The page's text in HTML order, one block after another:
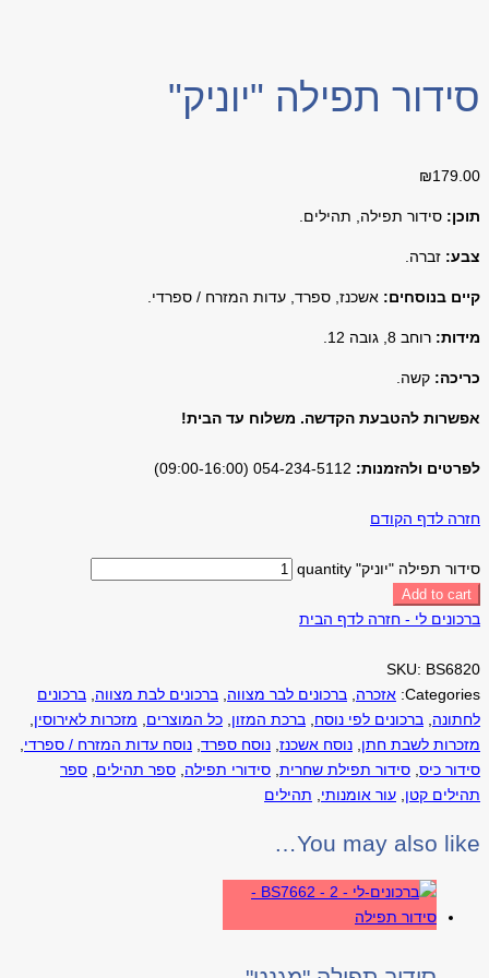
סידור תפילה "יוניק"
₪179.00
תוכן: סידור תפילה, תהילים.
צבע: זברה.
קיים בנוסחים: אשכנז, ספרד, עדות המזרח / ספרדי.
מידות: רוחב 8, גובה 12.
כריכה: קשה.
אפשרות להטבעת הקדשה. משלוח עד הבית!
לפרטים ולהזמנות:
חזרה לדף הקודם
סידור תפילה "יוניק" quantity
Add to cart
ברכונים לי - חזרה לדף הבית
SKU: BS6820
Categories: אזכרה ברכונים לבר מצווה ברכונים לבת מצווה ברכונים
לחתונה ברכונים לפי נוסח ברכת המזון כל המוצרים מזכרות לאירוסין
מזכרות לשבת חתן נוסח אשכנז נוסח ספרד נוסח עדות המזרח / ספרדי
סידור כיס סידור תפילת שחרית סידורי תפילה ספר תהילים ספר
תהילים קטן עור אומנותי תהילים
You may also like…